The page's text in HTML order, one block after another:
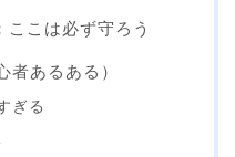
こは必ず守ろう
者あるある）
ぎる